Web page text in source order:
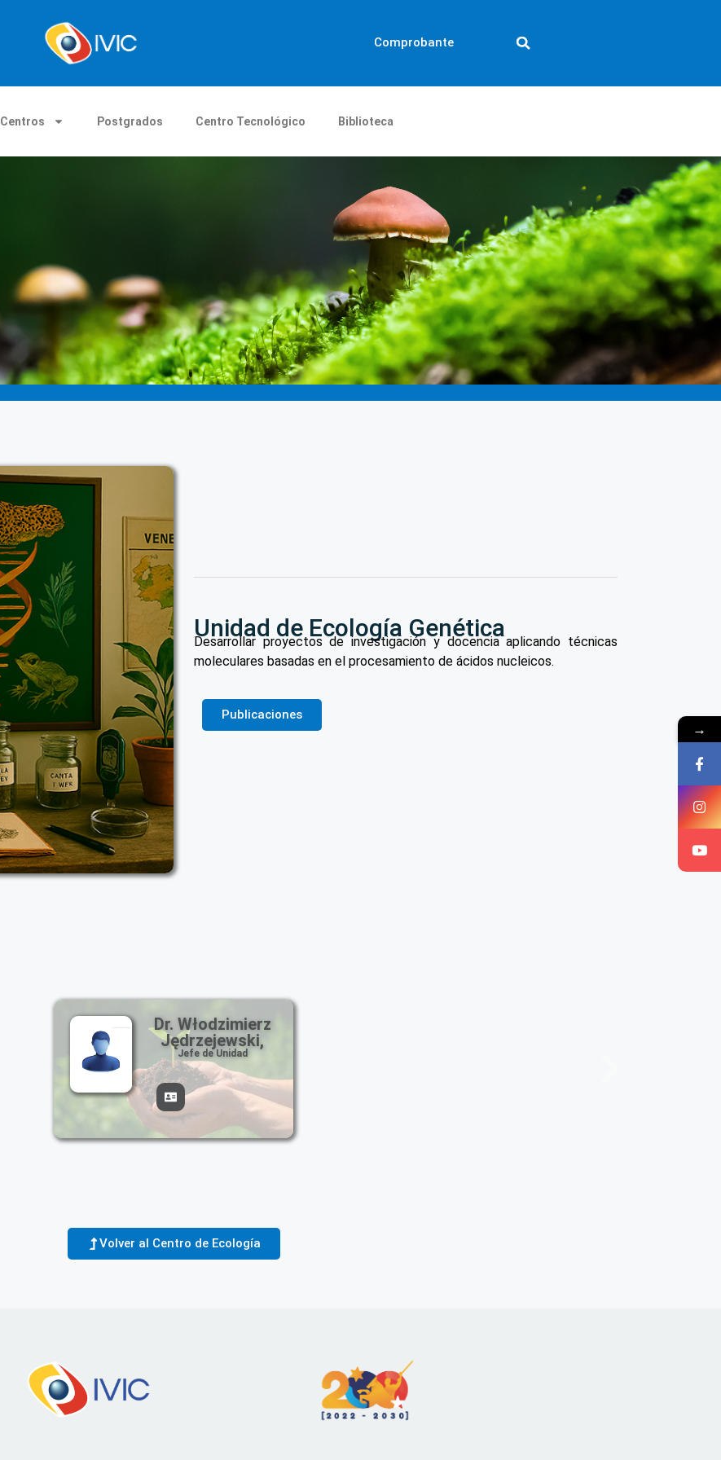
Comprobante
Centros Postgrados Centro Tecnológico Biblioteca
Unidad de Ecología Genética
Desarrollar proyectos de investigación y docencia aplicando técnicas
moleculares basadas en el procesamiento de ácidos nucleicos.
Publicaciones
Dr. Włodzimierz
Jędrzejewski,
Jefe de Unidad
Volver al Centro de Ecología
→